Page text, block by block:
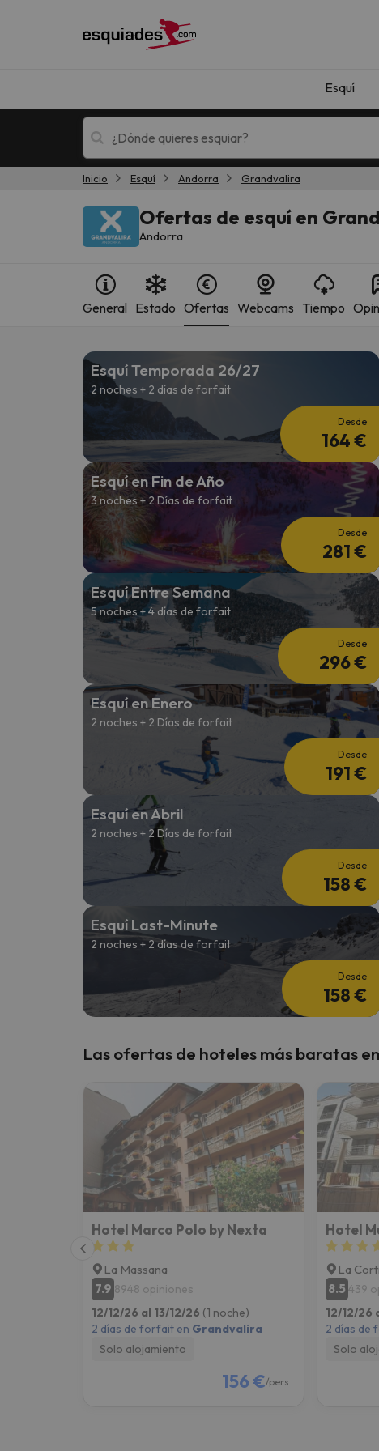
Esquí
Esquí Escapadas
¡Vaya! Parece que nuestro buscador ha
Inicio Esquí Andorra Grandvalira
Ofertas de esquí en
Andorra
General Estado Ofertas Webcams Tiempo
Esquí Temporada 26/27
2 noches + 2 días de forfait
Desde
164 €
Esquí en Fin de Año
3 noches + 2 Días de forfait
Desde
281 €
Esquí Entre Semana
5 noches + 4 días de forfait
Desde
296 €
Esquí en Enero
2 noches + 2 Días de forfait
Desde
191 €
Esquí en Abril
2 noches + 2 Días de forfait
Desde
158 €
Esquí Last-Minute
2 noches + 2 días de forfait
Desde
158 €
Las ofertas de hoteles más baratas
Hotel Marco Polo by Nexta
La Massana
7.9 8948 opiniones
12/12/26 al 13/12/26 (1 noche)
2 días de forfait en Grandvalira
Solo alojamiento
156 €/pers.
Hotel
La
8.5 439
12/12/26
2 días de
Solo